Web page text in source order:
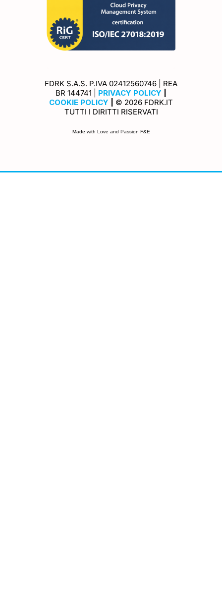
FDRK S.A.S. P.IVA 02412560746 | REA
BR 144741 |
PRIVACY POLICY
COOKIE POLICY
© 2026 FDRK.IT
TUTTI I DIRITTI RISERVATI
Made with Love and Passion F&E
Privacy Policy